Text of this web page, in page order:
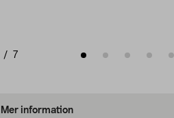
/ 7
Mer information